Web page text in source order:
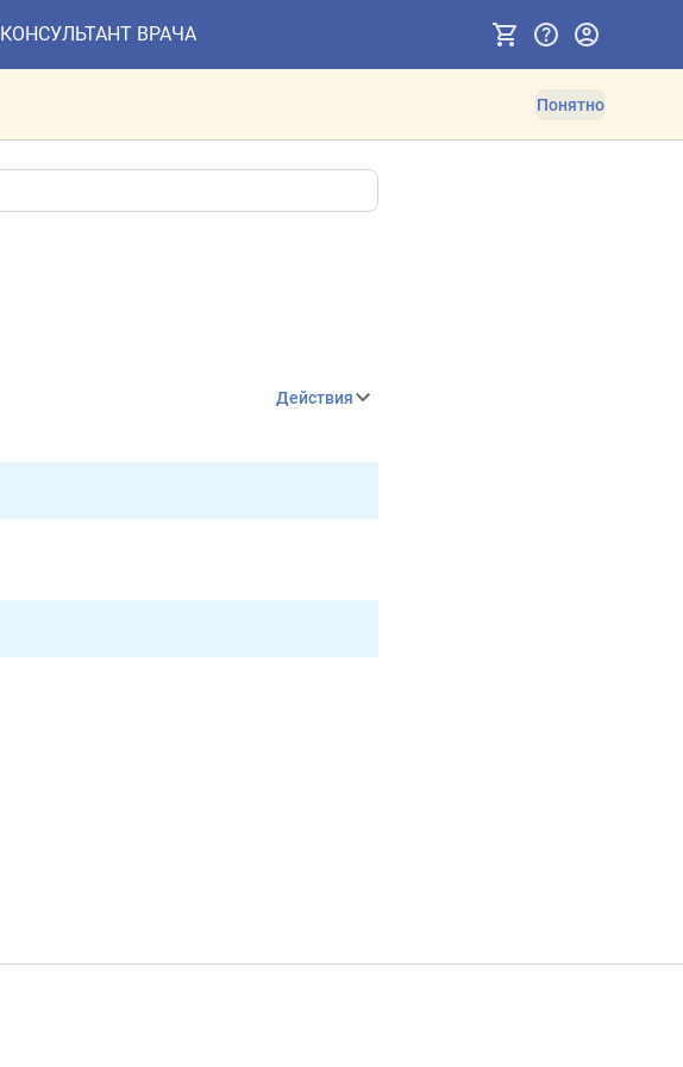
КОНСУЛЬТАНТ ВРАЧА
Понятно
Действия